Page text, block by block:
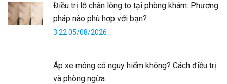
Điều trị lỗ chân lông to tại phòng khám: Phương
pháp nào phù hợp với bạn?
3:22 05/08/2026
Áp xe mông có nguy hiểm không? Cách điều trị
và phòng ngừa